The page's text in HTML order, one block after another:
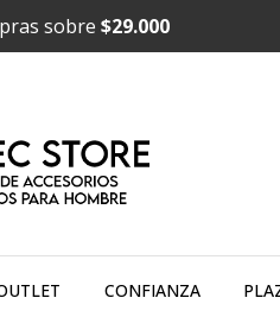
sobre $29.000
CONFIANZA